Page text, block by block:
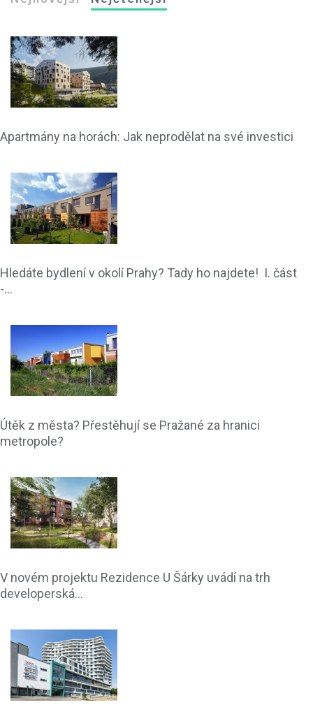
Apartmány na horách: Jak neprodělat na své investici
Hledáte bydlení v okolí Prahy? Tady ho najdete! I. část
-...
Útěk z města? Přestěhují se Pražané za hranici
metropole?
V novém projektu Rezidence U Šárky uvádí na trh
developerská...